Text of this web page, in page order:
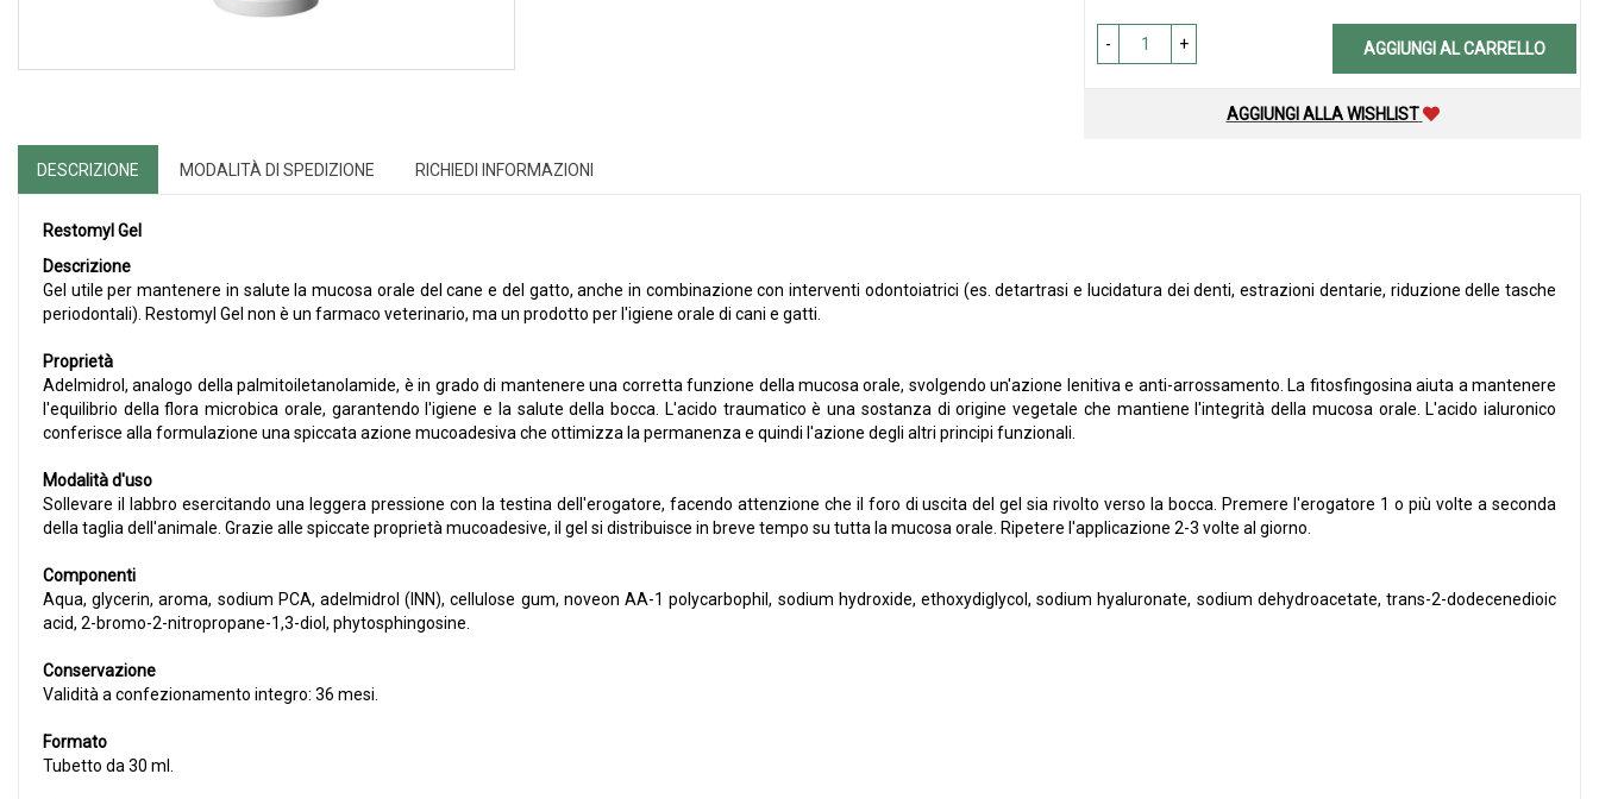
- + AGGIUNGI AL CARRELLO
AGGIUNGI ALLA WISHLIST
DESCRIZIONE MODALITÀ DI SPEDIZIONE RICHIEDI INFORMAZIONI
Restomyl Gel
Descrizione
Gel utile per mantenere in salute la mucosa orale del cane e del gatto, anche in combinazione con interventi odontoiatrici (es. detartrasi e lucidatura dei denti, estrazioni dentarie, riduzione delle tasche
periodontali). Restomyl Gel non è un farmaco veterinario, ma un prodotto per l'igiene orale di cani e gatti.
Proprietà
Adelmidrol, analogo della palmitoiletanolamide, è in grado di mantenere una corretta funzione della mucosa orale, svolgendo un'azione lenitiva e anti-arrossamento. La fitosfingosina aiuta a mantenere
l'equilibrio della flora microbica orale, garantendo l'igiene e la salute della bocca. L'acido traumatico è una sostanza di origine vegetale che mantiene l'integrità della mucosa orale. L'acido ialuronico
conferisce alla formulazione una spiccata azione mucoadesiva che ottimizza la permanenza e quindi l'azione degli altri principi funzionali.
Modalità d'uso
Sollevare il labbro esercitando una leggera pressione con la testina dell'erogatore, facendo attenzione che il foro di uscita del gel sia rivolto verso la bocca. Premere l'erogatore 1 o più volte a seconda
della taglia dell'animale. Grazie alle spiccate proprietà mucoadesive, il gel si distribuisce in breve tempo su tutta la mucosa orale. Ripetere l'applicazione 2-3 volte al giorno.
Componenti
Aqua, glycerin, aroma, sodium PCA, adelmidrol (INN), cellulose gum, noveon AA-1 polycarbophil, sodium hydroxide, ethoxydiglycol, sodium hyaluronate, sodium dehydroacetate, trans-2-dodecenedioic
acid, 2-bromo-2-nitropropane-1,3-diol, phytosphingosine.
Conservazione
Validità a confezionamento integro: 36 mesi.
Formato
Tubetto da 30 ml.